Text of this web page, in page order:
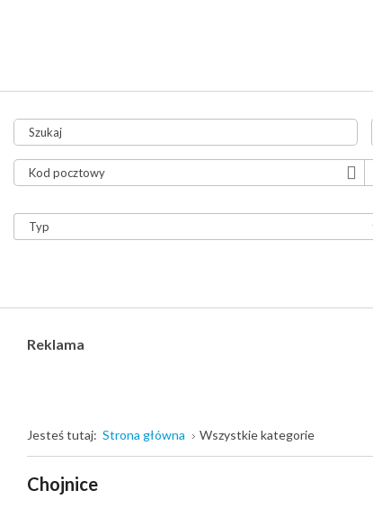
Reklama
Jesteś tutaj: Strona główna Wszystkie kategorie
Chojnice